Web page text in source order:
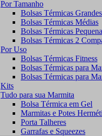
Por Tamanho
Bolsas Térmicas Grandes
Bolsas Térmicas Médias
Bolsas Térmicas
Bolsas Térmicas 2
Por Uso
Bolsas Térmicas Fitness
Bolsas Térmicas para
Bolsas Térmicas para
Kits
Tudo para sua Marmita
Bolsa Térmica em Gel
Marmitas e Potes
Porta Talheres
Garrafas e Squeezes